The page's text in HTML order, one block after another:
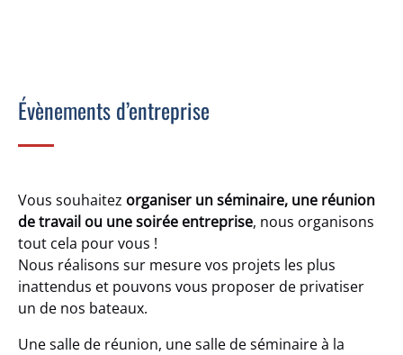
Évènements d’entreprise
Vous souhaitez organiser un séminaire, une réunion
de travail ou une soirée entreprise, nous organisons
tout cela pour vous !
Nous réalisons sur mesure vos projets les plus
inattendus et pouvons vous proposer de privatiser
un de nos bateaux.
Une salle de réunion, une salle de séminaire à la